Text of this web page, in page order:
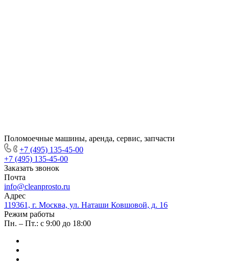
Поломоечные машины, аренда, сервис, запчасти
+7 (495) 135-45-00
+7 (495) 135-45-00
Заказать звонок
Почта
info@cleanprosto.ru
Адрес
119361, г. Москва, ул. Наташи Ковшовой, д. 16
Режим работы
Пн. – Пт.: с 9:00 до 18:00